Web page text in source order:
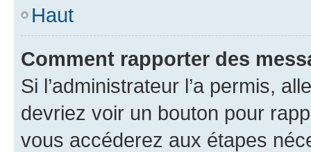
Haut
Comment rapporter des
Si l’administrateur l’a permis,
devriez voir un bouton pour
vous accéderez aux étapes